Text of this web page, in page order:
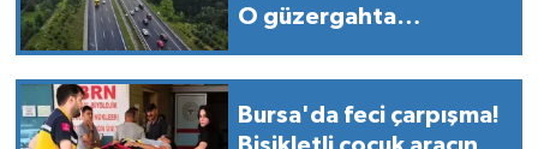
O güzergahta
geldi
Bursa'da feci çarpışma!